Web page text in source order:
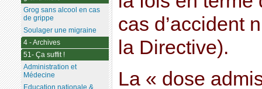
cas d’accident
la Directive).
La « dose
Grog sans alcool en cas
de grippe
Soulager une migraine
4 - Archives
51- Ça suffit !
Administration et
Médecine